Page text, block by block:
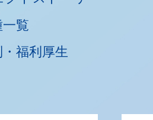
覧
福利厚生